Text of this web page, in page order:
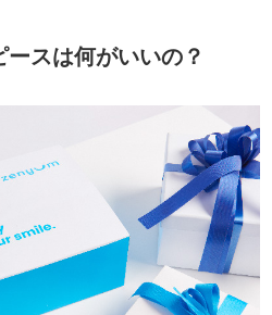
スは何がいいの？